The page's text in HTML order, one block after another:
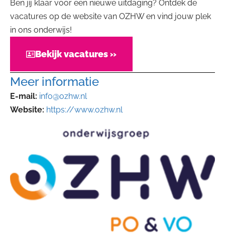
Ben jij klaar voor een nieuwe uitdaging? Ontdek de
vacatures op de website van OZHW en vind jouw plek
in ons onderwijs!
Bekijk vacatures »
Meer informatie
E-mail: info@ozhw.nl
Website: https://www.ozhw.nl